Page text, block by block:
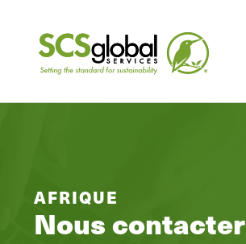
AFRIQUE
Nous contacter